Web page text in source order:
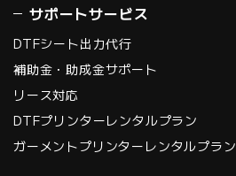
サポートサービス
DTFシート出力代行
補助金・助成金サポート
リース対応
DTFプリンターレンタルプラン
ガーメントプリンターレンタルプラン